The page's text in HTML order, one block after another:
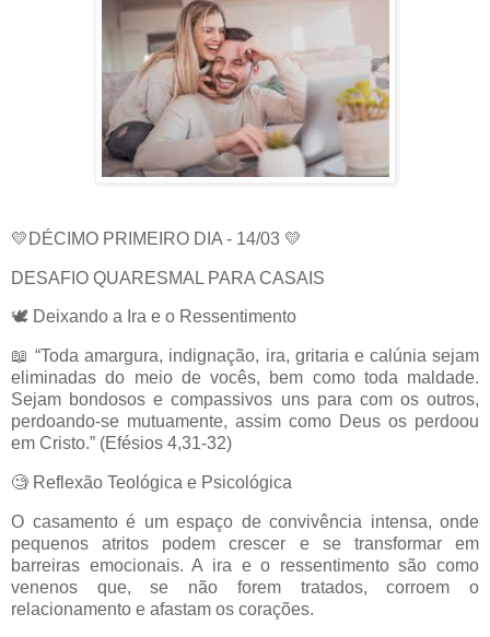
💛DÉCIMO PRIMEIRO DIA - 14/03 💛
DESAFIO QUARESMAL PARA CASAIS
🕊️ Deixando a Ira e o Ressentimento
📖 “Toda amargura, indignação, ira, gritaria e calúnia sejam
eliminadas do meio de vocês, bem como toda maldade.
Sejam bondosos e compassivos uns para com os outros,
perdoando-se mutuamente, assim como Deus os perdoou
em Cristo.” (Efésios 4,31-32)
🧐 Reflexão Teológica e Psicológica
O casamento é um espaço de convivência intensa, onde
pequenos atritos podem crescer e se transformar em
barreiras emocionais. A ira e o ressentimento são como
venenos que, se não forem tratados, corroem o
relacionamento e afastam os corações.